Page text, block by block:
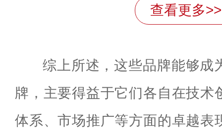
查看更多>>
综上所述，这些品牌能够成
牌，主要得益于它们各自在技术
体系、市场推广等方面的卓越表